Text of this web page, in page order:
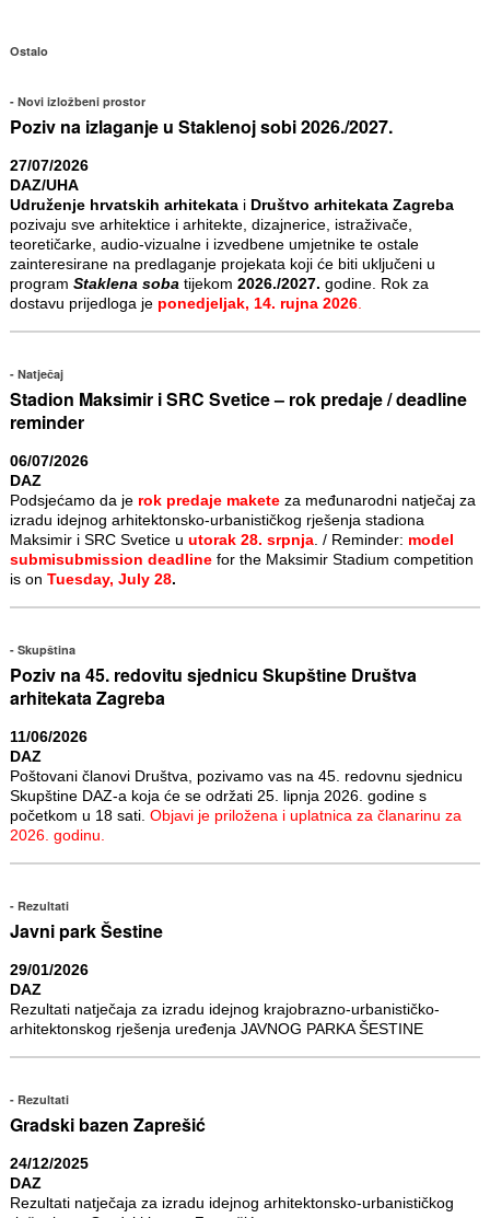
Ostalo
Novi izložbeni prostor
Poziv na izlaganje u Staklenoj sobi 2026./2027.
27/07/2026
DAZ/UHA
Udruženje hrvatskih arhitekatai Društvo arhitekata Zagreba
pozivaju sve arhitektice i arhitekte, dizajnerice, istraživače,
teoretičarke, audio-vizualne i izvedbene umjetnike te ostale
zainteresirane na predlaganje projekata koji će biti uključeni u
program Staklena soba tijekom 2026./2027. godine. Rok za
dostavu prijedloga je ponedjeljak, 14. rujna 2026.
Natječaj
Stadion Maksimir i SRC Svetice – rok predaje / deadline
reminder
06/07/2026
DAZ
Podsjećamo da je rok predaje maketeza međunarodni natječaj za
izradu idejnog arhitektonsko-urbanističkog rješenja stadiona
Maksimir i SRC Svetice u utorak 28. srpnja. / Reminder: model
submisubmission deadlinefor the Maksimir Stadium competition
is on Tuesday, July 28.
Skupština
Poziv na 45. redovitu sjednicu Skupštine Društva
arhitekata Zagreba
11/06/2026
DAZ
Poštovani članovi Društva, pozivamo vas na 45. redovnu sjednicu
Skupštine DAZ-a koja će se održati 25. lipnja 2026. godine s
početkom u 18 sati. Objavi je priložena i uplatnica za članarinu za
2026. godinu.
Rezultati
Javni park Šestine
29/01/2026
DAZ
Rezultati natječaja za izradu idejnog krajobrazno-urbanističko-
arhitektonskog rješenja uređenja JAVNOG PARKA ŠESTINE
Rezultati
Gradski bazen Zaprešić
24/12/2025
DAZ
Rezultati natječaja za izradu idejnog arhitektonsko-urbanističkog